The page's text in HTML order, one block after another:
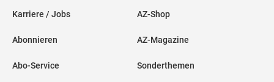
Karriere / Jobs
Abonnieren
Abo-Service
AZ-Shop
AZ-Magazine
Sonderthemen